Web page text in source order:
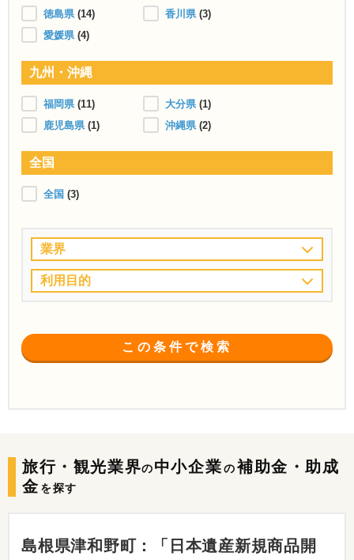
徳島県 (14) 香川県 (3)
愛媛県 (4)
九州・沖縄
福岡県 (11) 大分県 (1)
鹿児島県 (1) 沖縄県 (2)
全国
全国 (3)
業界
利用目的
この条件で検索
旅行・観光業界の中小企業の補助金・助成
金を探す
島根県津和野町：「日本遺産新規商品開